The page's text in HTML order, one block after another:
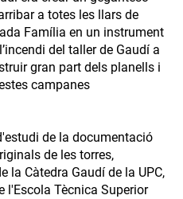
a totes les llars de
Família en un instrument
del taller de Gaudí a
gran part dels planells i
campanes
de la documentació
de les torres,
la Càtedra Gaudí de la UPC,
l'Escola Tècnica Superior